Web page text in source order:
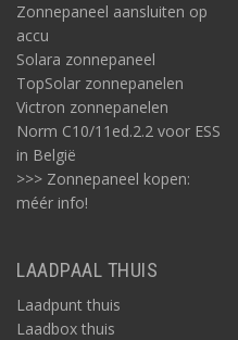
Zonnepaneel aansluiten op
accu
Solara zonnepaneel
TopSolar zonnepanelen
Victron zonnepanelen
Norm C10/11ed.2.2 voor ESS
in België
>>> Zonnepaneel kopen:
méér info!
LAADPAAL THUIS
Laadpunt thuis
Laadbox thuis